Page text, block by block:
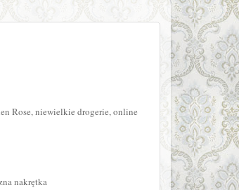
Rose, niewielkie drogerie, online
nakrętka